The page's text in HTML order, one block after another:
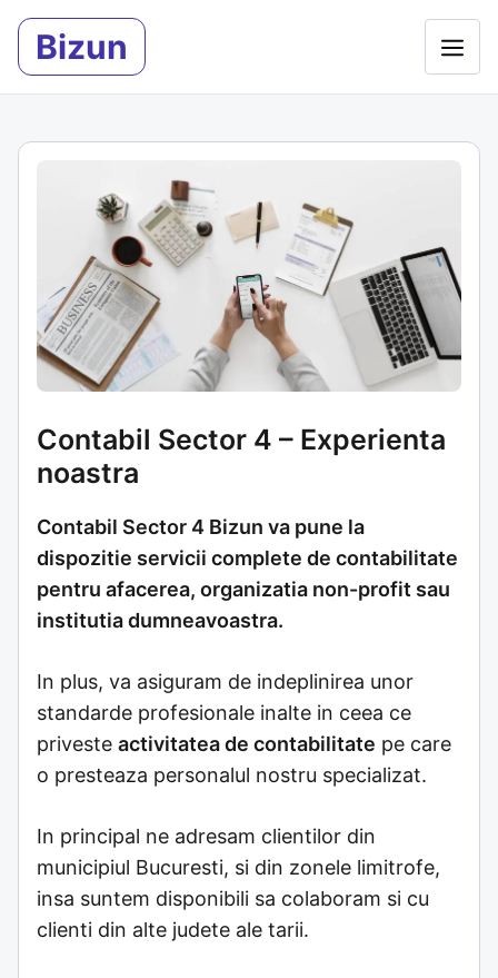
Sari
conținut
Bizun
Contabil Sector 4 – Experienta
noastra
Contabil Sector 4 Bizun va pune la
dispozitie servicii complete de contabilitate
pentru afacerea, organizatia non-profit sau
institutia dumneavoastra.
In plus, va asiguram de indeplinirea unor
standarde profesionale inalte in ceea ce
priveste activitatea de contabilitate pe care
o presteaza personalul nostru specializat.
In principal ne adresam clientilor din
municipiul Bucuresti, si din zonele limitrofe,
insa suntem disponibili sa colaboram si cu
clienti din alte judete ale tarii.